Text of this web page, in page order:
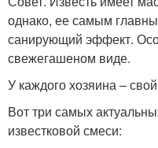
однако, ее самым
санирующий эффект.
свежегашеном виде.
У каждого хозяина –
Вот три самых
известковой смеси: